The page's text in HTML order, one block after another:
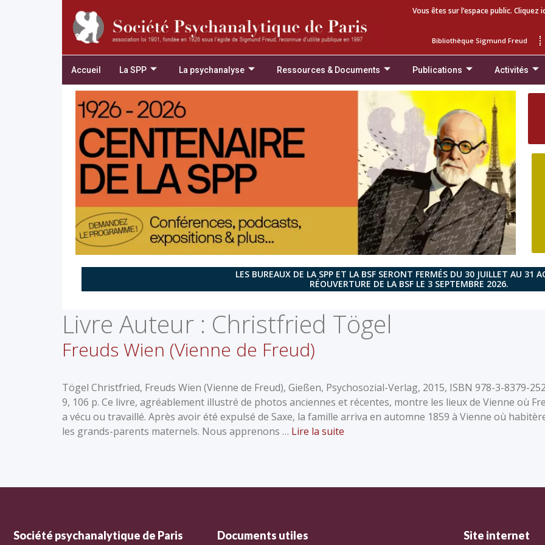
Vous êtes sur l’espace public.
Bibliothèque Sigmund Freud
Accueil La SPP La psychanalyse Ressources & Documents Publications Activités
LES BUREAUX DE LA SPP ET LA BSF SERONT FERMÉS DU 30 JUILLET AU 31
RÉOUVERTURE DE LA BSF LE 3 SEPTEMBRE 2026.
Livre Auteur : Christfried Tögel
Freuds Wien (Vienne de Freud)
Tögel Christfried, Freuds Wien (Vienne de Freud), Gießen, Psychosozial-Verlag, 2015, ISBN 978-3-8379-
9, 106 p. Ce livre, agréablement illustré de photos anciennes et récentes, montre les lieux de Vienne où
a vécu ou travaillé. Après avoir été expulsé de Saxe, la famille arriva en automne 1859 à Vienne où
les grands-parents maternels. Nous apprenons … Lire la suite
Société psychanalytique de Paris Documents utiles Site internet